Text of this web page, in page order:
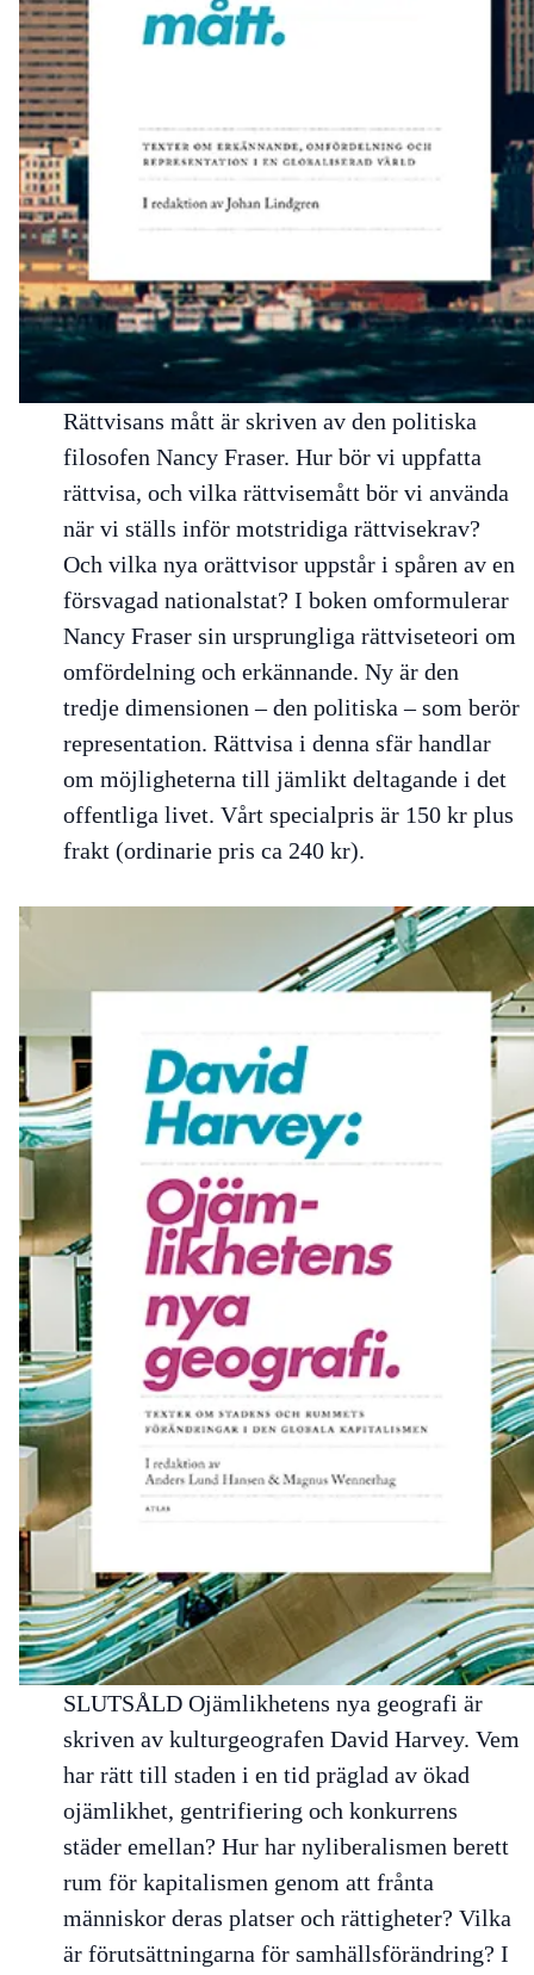
Rättvisans måttär skriven av den politiska
filosofen Nancy Fraser. Hur bör vi uppfatta
rättvisa, och vilka rättvisemått bör vi använda
när vi ställs inför motstridiga rättvisekrav?
Och vilka nya orättvisor uppstår i spåren av en
försvagad nationalstat? I boken omformulerar
Nancy Fraser sin ursprungliga rättviseteori om
omfördelning och erkännande. Ny är den
tredje dimensionen – den politiska – som berör
representation. Rättvisa i denna sfär handlar
om möjligheterna till jämlikt deltagande i det
offentliga livet. Vårt specialpris är 150 kr plus
frakt (ordinarie pris ca 240 kr).
SLUTSÅLD Ojämlikhetens nya geografi är
skriven av kulturgeografen David Harvey. Vem
har rätt till staden i en tid präglad av ökad
ojämlikhet, gentrifiering och konkurrens
städer emellan? Hur har nyliberalismen berett
rum för kapitalismen genom att frånta
människor deras platser och rättigheter? Vilka
är förutsättningarna för samhällsförändring? I